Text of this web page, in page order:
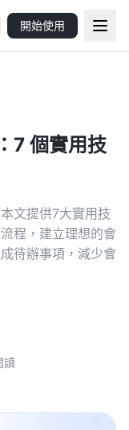
開始使用
7 個實用技
文提供7大實用技
程，建立理想的會
待辦事項，減少會
讀